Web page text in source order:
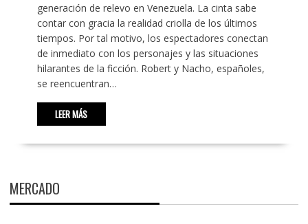
generación de relevo en Venezuela. La cinta sabe
contar con gracia la realidad criolla de los últimos
tiempos. Por tal motivo, los espectadores conectan
de inmediato con los personajes y las situaciones
hilarantes de la ficción. Robert y Nacho, españoles,
se reencuentran…
LEER MÁS
MERCADO